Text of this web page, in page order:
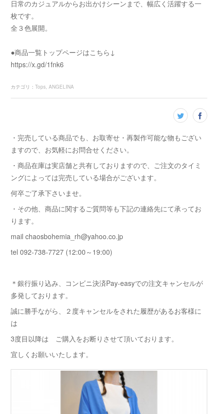
日常のカジュアルからお出かけシーンまで、幅広く活躍する一
枚です。
全３色展開。
●商品一覧トップページはこちら↓
https://x.gd/1fnk6
カテゴリ ：Tops ANGELINA
・完売している商品でも、お取寄せ・再製作可能な物もござい
ますので、お気軽にお問合せください。
・商品在庫は実店舗と共有しておりますので、ご注文のタイミ
ングによっては完売している場合がございます。
何卒ご了承下さいませ。
・その他、商品に関するご質問等も下記の連絡先にて承ってお
ります。
mail chaosbohemia_rh@yahoo.co.jp
tel 092-738-7727 (12:00～19:00)
＊銀行振り込み、コンビニ決済Pay-easyでの注文キャンセルが
多発しております。
誠に勝手ながら、２度キャンセルをされた履歴があるお客様に
は
3度目以降は ご購入をお断りさせて頂いております。
宜しくお願いいたします。